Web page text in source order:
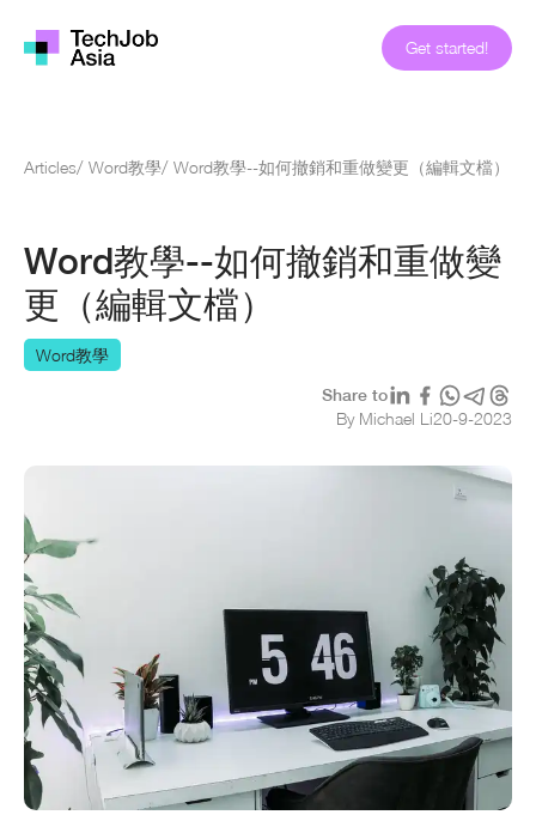
Get started!
Articles/ Word教學/ Word教學--如何撤銷和重做變更（編輯文檔）
Word教學--如何撤銷和重做變
更（編輯文檔）
Word教學
Share to
By Michael Li20-9-2023